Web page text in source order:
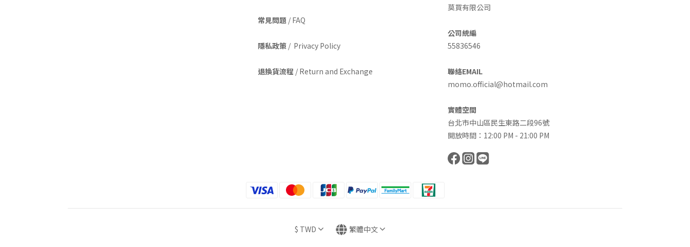
常見問題 / FAQ
隱私政策 / Privacy Policy
退換貨流程 / Return and Exchange
莫買有限公司
公司統編
55836546
聯絡EMAIL
momo.official@hotmail.com
實體空間
台北市中山區民生東路二段96號
開放時間：12:00 PM - 21:00 PM
$ TWD 繁體中文